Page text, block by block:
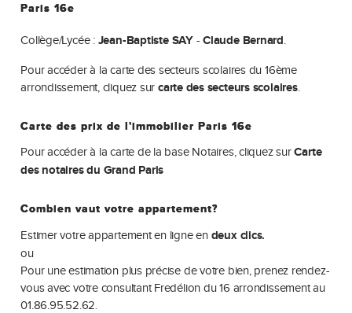
Paris 16e
Collège/Lycée : Jean-Baptiste SAY-Claude Bernard.
Pour accéder à la carte des secteurs scolaires du 16ème
arrondissement, cliquez sur carte des secteurs scolaires.
Carte des prix de l'immobilier Paris 16e
Pour accéder à la carte de la base Notaires, cliquez surCarte
des notaires du Grand Paris
Combien vaut votre appartement?
Estimer votre appartement en ligne en deux clics.
ou
Pour une estimation plus précise de votre bien, prenez rendez-
vous avec votre consultant Fredélion du 16 arrondissement au
01.86.95.52.62